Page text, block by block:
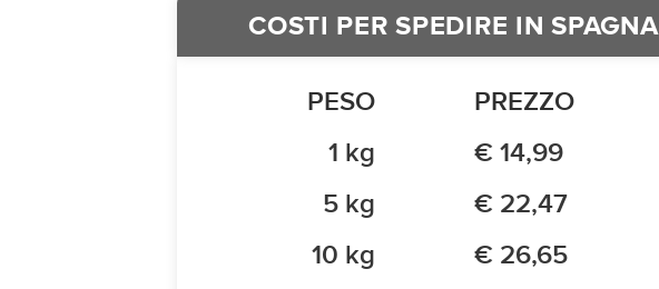
COSTI PER SPEDIRE IN SPAGNA
PESO
PREZZO
1 kg
€ 14,99
5 kg
€ 22,47
10 kg
€ 26,65